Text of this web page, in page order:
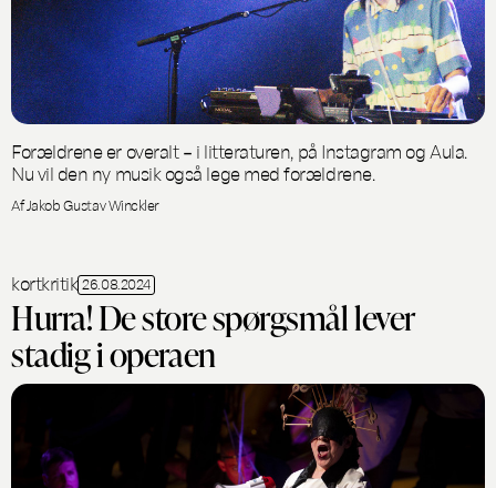
Forældrene er overalt – i litteraturen, på Instagram og Aula.
Nu vil den ny musik også lege med forældrene.
Af Jakob Gustav Winckler
kortkritik 26.08.2024
Hurra! De store spørgsmål lever
stadig i operaen